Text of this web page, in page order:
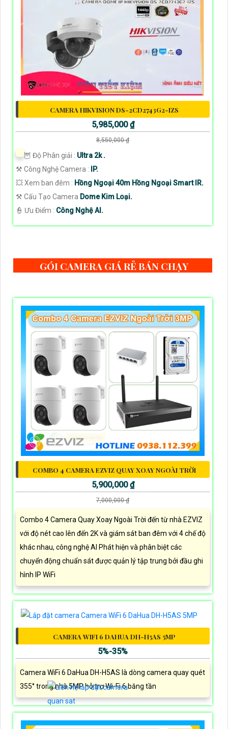
CAMERA HIKVISION DS-2CD2743G2-IZS
5,985,000 ₫
8,550,000 ₫
🦉 Độ Phân giải : Ultra 2k .
⚒ Công Nghệ Camera :
IP.
💥 Xem ban đêm : Hồng Ngoại 40m Hồng Ngoại Smart IR.
⚒ Cấu Tạo Camera Dome Kim Loại.
️👮 Ưu Điểm : Công Nghệ AI.
GÓI CAMERA GIÁ RẺ BÁN CHẠY
COMBO 4 CAMERA EZVIZ QUAY XOAY NGOÀI TRỜI
5,900,000 ₫
7,000,000 ₫
Combo 4 Camera Quay Xoay Ngoài Trời đến từ nhà EZVIZ
với độ nét cao lên đến 2K và giám sát ban đêm với 4 chế độ
khác nhau, công nghệ AI Phát hiện và phân biệt các
chuyển động chuẩn sát được quản lý tập trung bởi đầu ghi
hình IP WiFi
CAMERA WIFI 6 DAHUA DH-H5AS 5MP
5%-35%
Camera WiFi 6 DaHua DH-H5AS là dòng camera quay quét
355° trong nhà 5MP hỗ trợ Wi-Fi 6 băng tần